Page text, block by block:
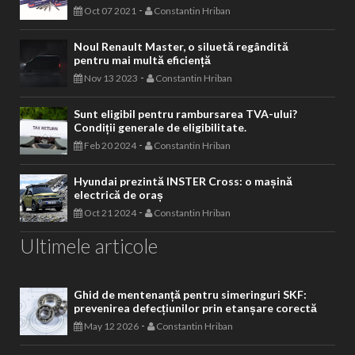
Oct 07 2021 - Constantin Hriban
Noul Renault Master, o siluetă regândită
pentru mai multă eficiență
Nov 13 2023 - Constantin Hriban
Sunt eligibil pentru rambursarea TVA-ului?
Condiții generale de eligibilitate.
Feb 20 2024- Constantin Hriban
Hyundai prezintă INSTER Cross: o mașină
electrică de oraș
Oct 21 2024- Constantin Hriban
Ultimele articole
Ghid de mentenanță pentru simeringuri SKF:
prevenirea defecțiunilor prin etanșare corectă
May 12 2026 - Constantin Hriban